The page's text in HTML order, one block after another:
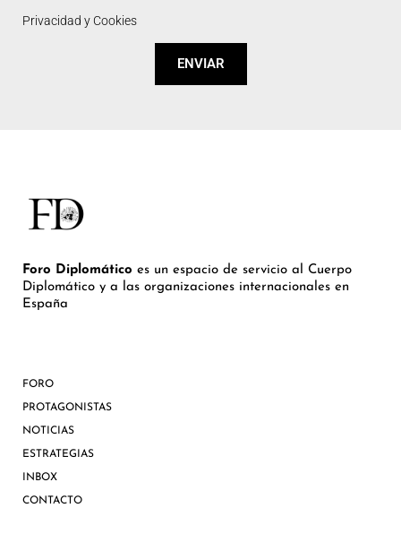
Privacidad y Cookies
ENVIAR
Foro Diplomático es un espacio de servicio al Cuerpo
Diplomático y a las organizaciones internacionales en
España
FORO
PROTAGONISTAS
NOTICIAS
ESTRATEGIAS
INBOX
CONTACTO